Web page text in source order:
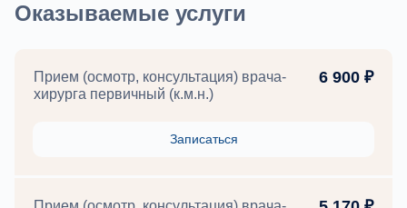
Оказываемые услуги
Прием (осмотр, консультация) врача-
хирурга первичный (к.м.н.)
6 900 ₽
Записаться